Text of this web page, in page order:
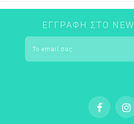
ΕΓΓΡΑΦΉ ΣΤΟ